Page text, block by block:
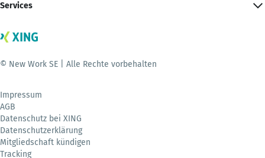
Services
© New Work SE | Alle Rechte vorbehalten
Impressum
AGB
Datenschutz bei XING
Datenschutzerklärung
Mitgliedschaft kündigen
Tracking